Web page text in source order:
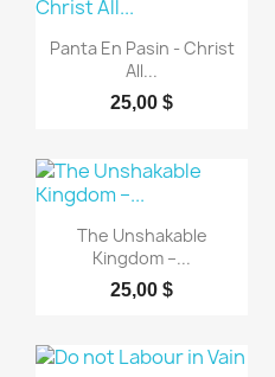
Aperçu rapide
Panta En Pasin - Christ
All...
25,00 $
Aperçu rapide
The Unshakable
Kingdom –...
25,00 $